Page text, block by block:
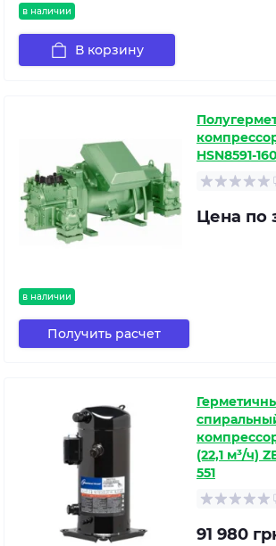
в наличии
В корзину
в наличии
HSN8591-
Цена по
Получить расчет
(22,1 м³/ч)
551
91 980